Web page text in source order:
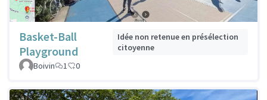
Basket-Ball
Playground
Idée non retenue en présélection
citoyenne
Boivin
1 0